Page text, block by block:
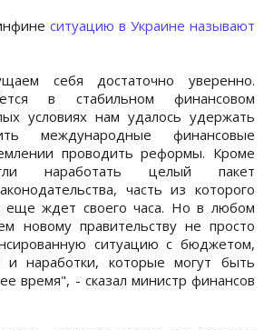
ситуацию в Украине называют
себя достаточно уверенно.
в стабильном финансовом
условиях нам удалось удержать
международные финансовые
проводить реформы. Кроме
наработать целый пакет
часть из которого
еще ждет своего часа. Но в любом
новому правительству не просто
ситуацию с бюджетом,
наработки, которые могут быть
время", - сказал министр финансов